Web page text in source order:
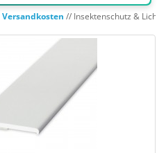
Versandkosten// Insektenschutz &